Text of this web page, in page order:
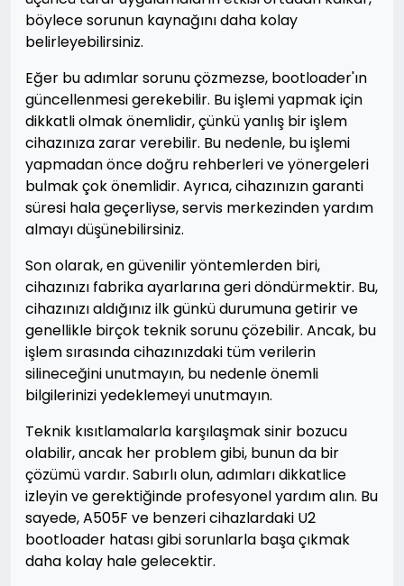
böylece sorunun kaynağını daha kolay
belirleyebilirsiniz.
Eğer bu adımlar sorunu çözmezse, bootloader'ın
güncellenmesi gerekebilir. Bu işlemi yapmak için
dikkatli olmak önemlidir, çünkü yanlış bir işlem
cihazınıza zarar verebilir. Bu nedenle, bu işlemi
yapmadan önce doğru rehberleri ve yönergeleri
bulmak çok önemlidir. Ayrıca, cihazınızın garanti
süresi hala geçerliyse, servis merkezinden yardım
almayı düşünebilirsiniz.
Son olarak, en güvenilir yöntemlerden biri,
cihazınızı fabrika ayarlarına geri döndürmektir. Bu,
cihazınızı aldığınız ilk günkü durumuna getirir ve
genellikle birçok teknik sorunu çözebilir. Ancak, bu
işlem sırasında cihazınızdaki tüm verilerin
silineceğini unutmayın, bu nedenle önemli
bilgilerinizi yedeklemeyi unutmayın.
Teknik kısıtlamalarla karşılaşmak sinir bozucu
olabilir, ancak her problem gibi, bunun da bir
çözümü vardır. Sabırlı olun, adımları dikkatlice
izleyin ve gerektiğinde profesyonel yardım alın. Bu
sayede, A505F ve benzeri cihazlardaki U2
bootloader hatası gibi sorunlarla başa çıkmak
daha kolay hale gelecektir.